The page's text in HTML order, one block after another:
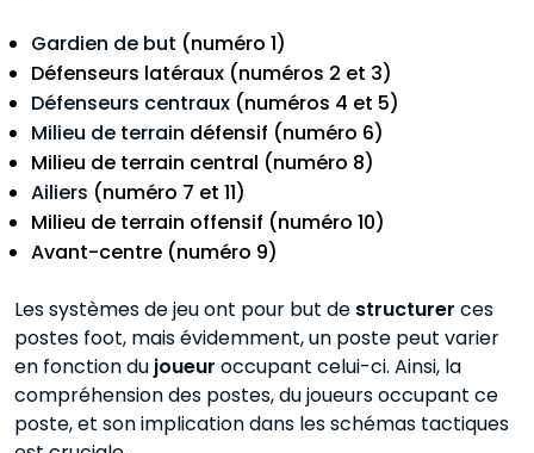
Gardien de but (numéro 1)
Défenseurs latéraux (numéros 2 et 3)
Défenseurs centraux (numéros 4 et 5)
Milieu de terrain défensif (numéro 6)
Milieu de terrain central (numéro 8)
Ailiers (numéro 7 et 11)
Milieu de terrain offensif (numéro 10)
Avant-centre (numéro 9)
Les systèmes de jeu ont pour but de structurer ces
postes foot, mais évidemment, un poste peut varier
en fonction du joueur occupant celui-ci. Ainsi, la
compréhension des postes, du joueurs occupant ce
poste, et son implication dans les schémas tactiques